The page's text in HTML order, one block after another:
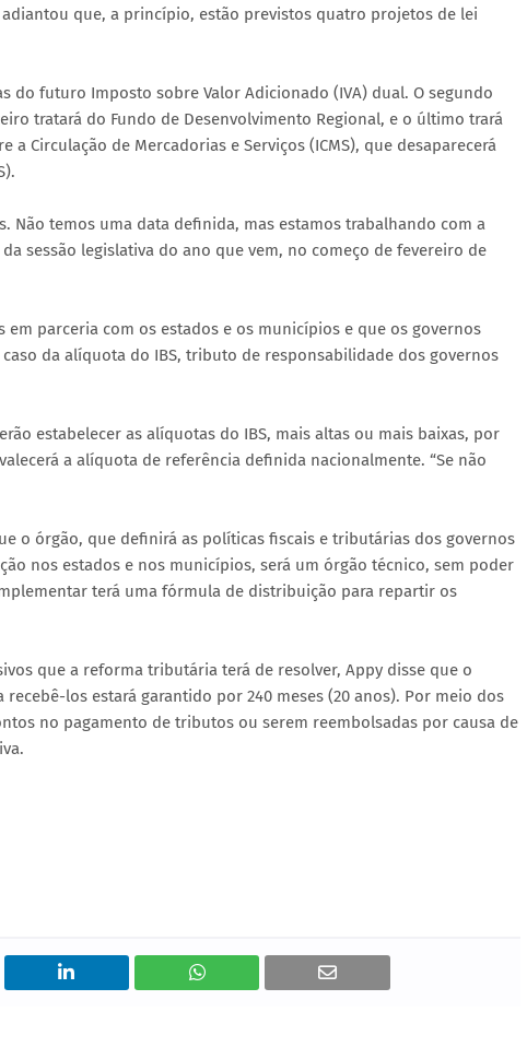
que, a princípio, estão previstos quatro projetos de lei
do futuro Imposto sobre Valor Adicionado (IVA) dual. O segundo
tratará do Fundo de Desenvolvimento Regional, e o último trará
Circulação de Mercadorias e Serviços (ICMS), que desaparecerá
Não temos uma data definida, mas estamos trabalhando com a
sessão legislativa do ano que vem, no começo de fevereiro de
parceria com os estados e os municípios e que os governos
da alíquota do IBS, tributo de responsabilidade dos governos
estabelecer as alíquotas do IBS, mais altas ou mais baixas, por
a alíquota de referência definida nacionalmente. “Se não
o órgão, que definirá as políticas fiscais e tributárias dos governos
nos estados e nos municípios, será um órgão técnico, sem poder
terá uma fórmula de distribuição para repartir os
que a reforma tributária terá de resolver, Appy disse que o
los estará garantido por 240 meses (20 anos). Por meio dos
no pagamento de tributos ou serem reembolsadas por causa de